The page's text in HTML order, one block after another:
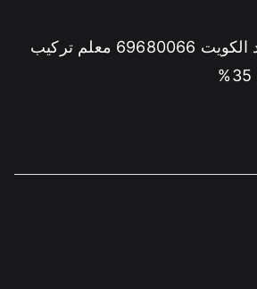
مقاول تركيب قرميد الكويت 69680066 معلم تركيب